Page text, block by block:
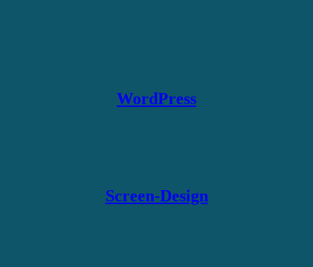
WordPress
Screen-Design